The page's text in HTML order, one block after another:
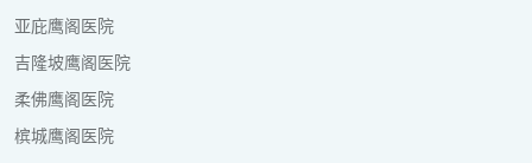
亚庇鹰阁医院
吉隆坡鹰阁医院
柔佛鹰阁医院
槟城鹰阁医院